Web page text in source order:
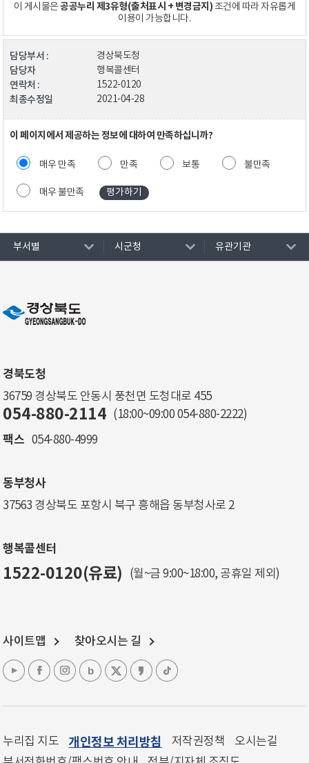
이 게시물은공공누리 제3유형(출처표시 + 변경금지)조건에 따라 자유롭게
이용이 가능합니다.
담당부서 : 경상북도청
담당자 행복콜센터
연락처 : 1522-0120
최종수정일 2021-04-28
이 페이지에서 제공하는 정보에 대하여 만족하십니까?
매우 만족 만족 보통 불만족
매우 불만족
부서별 시군청 유관기관
경북도청
36759 경상북도 안동시 풍천면 도청대로 455
054-880-2114 (18:00~09:00 054-880-2222)
팩스 054-880-4999
동부청사
37563 경상북도 포항시 북구 흥해읍 동부청사로 2
행복콜센터
1522-0120(유료) (월~금 9:00~18:00, 공휴일 제외)
사이트맵 찾아오시는 길
누리집 지도 개인정보 처리방침 저작권정책
오시는길